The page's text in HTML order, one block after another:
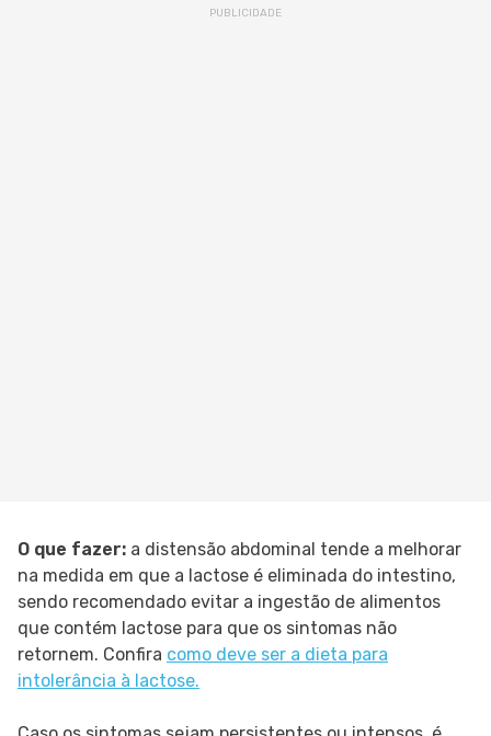
O que fazer: a distensão abdominal tende a melhorar
na medida em que a lactose é eliminada do intestino,
sendo recomendado evitar a ingestão de alimentos
que contém lactose para que os sintomas não
retornem. Confira como deve ser a dieta para
intolerância à lactose.